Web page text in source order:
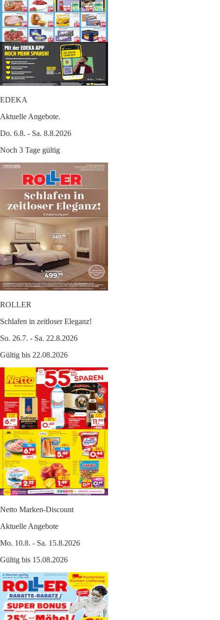
EDEKA
Aktuelle Angebote.
Do. 6.8. - Sa. 8.8.2026
Noch 3 Tage gültig
ROLLER
Schlafen in zeitloser Eleganz!
So. 26.7. - Sa. 22.8.2026
Gültig bis 22.08.2026
Netto Marken-Discount
Aktuelle Angebote
Mo. 10.8. - Sa. 15.8.2026
Gültig bis 15.08.2026